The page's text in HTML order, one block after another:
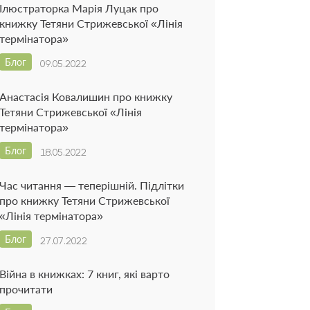
Ілюстраторка Марія Луцак про
книжку Тетяни Стрижевської «Лінія
термінатора»
09.05.2022
Блог
Анастасія Ковалишин про книжку
Тетяни Стрижевської «Лінія
термінатора»
18.05.2022
Блог
Час читання — теперішній. Підлітки
про книжку Тетяни Стрижевської
«Лінія термінатора»
27.07.2022
Блог
Війна в книжках: 7 книг, які варто
прочитати